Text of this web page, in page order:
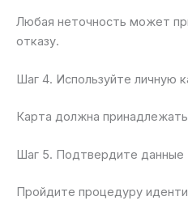
Любая неточность может
отказу.
Шаг 4. Используйте личную
Карта должна
Шаг 5. Подтвердите данные
Пройдите процедуру